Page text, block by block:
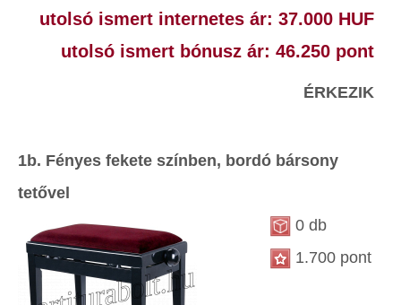
utolsó ismert internetes ár: 37.000 HUF
utolsó ismert bónusz ár: 46.250 pont
ÉRKEZIK
1b. Fényes fekete színben, bordó bársony
tetővel
0 db
1.700 pont